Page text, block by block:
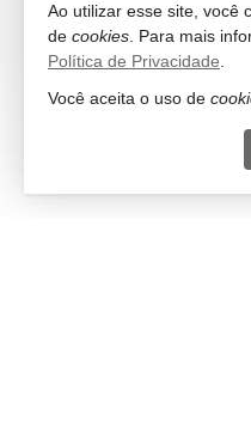
Apartamento no Edifício Venice Brava House
Praia Brava
Apartamento no
1 vaga (Privativa)
R$
Ao utilizar esse site, você
de cookies . Para mais
Política de Privacidade
Você aceita o uso de